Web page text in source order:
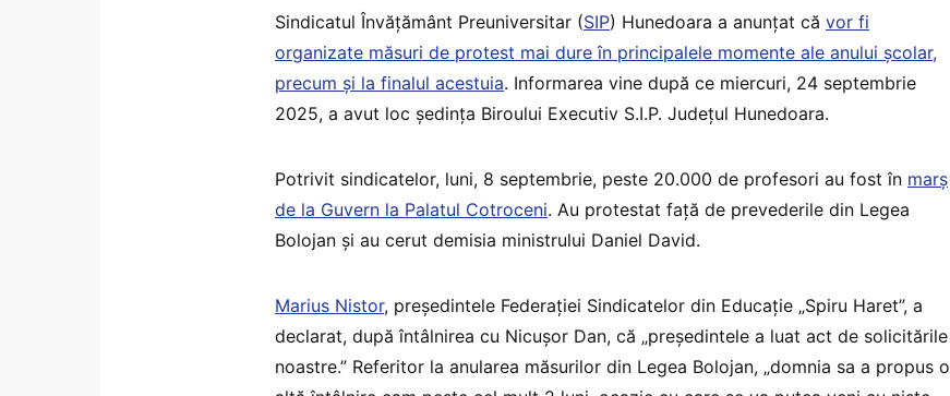
Sindicatul Învățământ Preuniversitar (SIP) Hunedoara a anunțat că vor fi
organizate măsuri de protest mai dure în principalele momente ale anului școlar,
precum și la finalul acestuia. Informarea vine după ce miercuri, 24 septembrie
2025, a avut loc ședința Biroului Executiv S.I.P. Județul Hunedoara.
Potrivit sindicatelor, luni, 8 septembrie, peste 20.000 de profesori au fost în marș
de la Guvern la Palatul Cotroceni. Au protestat față de prevederile din Legea
Bolojan și au cerut demisia ministrului Daniel David.
Marius Nistor, președintele Federației Sindicatelor din Educație „Spiru Haret”, a
declarat, după întâlnirea cu Nicușor Dan, că „președintele a luat act de solicitările
noastre.” Referitor la anularea măsurilor din Legea Bolojan, „domnia sa a propus o